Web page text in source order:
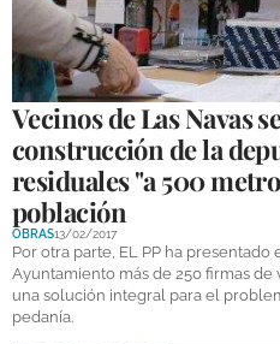
DESARROLLO LOCAL
LUCENA EMPRESAS
OCIO
COFRADÍAS
DEPORTES
COMPETICIONES
DEPORTE BASE
Vecinos de Las Navas
construcción de la
residuales "a 500
población
OBRAS13/02/2017
Por otra parte, EL PP ha
Ayuntamiento más de 250 firmas
una solución integral para el
pedanía.